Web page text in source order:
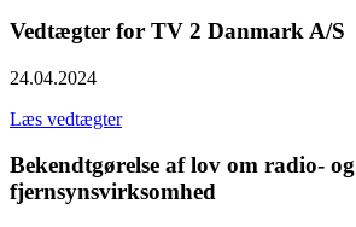
Vedtægter for TV 2 Danmark A/S
24.04.2024
Læs vedtægter
Bekendtgørelse af lov om radio- og
fjernsynsvirksomhed